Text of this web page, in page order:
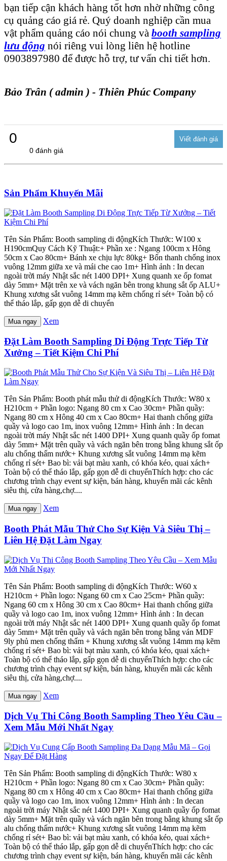
bạn tiếp cận khách hàng tốt hơn nhờ những công
cụ quảng cáo giá rẻ. Quý doanh nghiệp cần mua
vật phẩm quảng cáo nói chung và booth sampling
lưu động nói riêng vui lòng liên hệ hotline
0903897980 để được hỗ trợ, tư vấn chi tiết hơn.
Bảo Trân ( admin ) - Thiên Phúc Company
0
0 đánh giá
Sản Phẩm Khuyến Mãi
Tên Sản Phẩm: Booth sampling di độngKích Thước: W100 x
H190cmQuy Cách Kỹ Thuật:+ Phần xe : Ngang 100cm x Hông
50cm x Cao 80cm+ Bánh xe chịu lực 80kg+ Bốn thanh chống inox
vuông 12mm giữa xe và mái che cao 1m+ Hình ảnh : In decan
ngoài trời máy Nhật sắc nét 1400 DPI+ Xung quanh xe ốp fomat
dày 5mm+ Mặt trên xe và vách ngăn bên trong khung sắt ốp ALU+
Khung xương sắt vuông 14mm mạ kẽm chống rỉ sét+ Toàn bộ có
thể tháo lắp, gấp gọn dễ di chuyển
Mua ngay Xem
Đặt Làm Booth Sampling Di Động Trực Tiếp Từ
Xưởng – Tiết Kiệm Chi Phí
Tên Sản Phẩm: Booth phát mẫu thử di độngKích Thước: W80 x
H210cm + Phần logo: Ngang 80 cm x Cao 30cm+ Phần quầy:
Ngang 80 cm x Hông 40 cm x Cao 80cm+ Hai thanh chống giữa
quầy và logo cao 1m, inox vuông 12mm+ Hình ảnh : In decan
ngoài trời máy Nhật sắc nét 1400 DPI+ Xung quanh quầy ốp fomat
dày 5mm+ Mặt trên quầy và vách ngăn bên trong bằng khung sắt ốp
alu chống thấm nước+ Khung xương sắt vuông 14mm mạ kẽm
chống rỉ sét+ Bao bì: vải bạt màu xanh, có khóa kéo, quai xách+
Toàn bộ có thể tháo lắp, gấp gọn dễ di chuyểnThích hợp: cho các
chương trình chạy event sự kiện, bán hàng, khuyến mãi các kênh
siêu thị, cửa hàng,chợ....
Mua ngay Xem
Booth Phát Mẫu Thử Cho Sự Kiện Và Siêu Thị –
Liên Hệ Đặt Làm Ngay
Tên Sản Phẩm: Booth sampling di độngKích Thước: W60 x
H210cm + Phần logo: Ngang 60 cm x Cao 25cm+ Phần quầy:
Ngang 60 cm x Hông 30 cm x Cao 80cm+ Hai thanh chống giữa
quầy và logo cao 1m, inox vuông 12mm+ Hình ảnh : In decan
ngoài trời máy Nhật sắc nét 1400 DPI+ Xung quanh quầy ốp fomat
dày 5mm+ Mặt trên quầy và vách ngăn bên trong bằng ván MDF
9ly phủ men chống thấm + Khung xương sắt vuông 14mm mạ kẽm
chống rỉ sét+ Bao bì: vải bạt màu xanh, có khóa kéo, quai xách+
Toàn bộ có thể tháo lắp, gấp gọn dễ di chuyểnThích hợp: cho các
chương trình chạy event sự kiện, bán hàng, khuyến mãi các kênh
siêu thị, cửa hàng,chợ....
Mua ngay Xem
Dịch Vụ Thi Công Booth Sampling Theo Yêu Cầu –
Xem Mẫu Mới Nhất Ngay
Tên Sản Phẩm: Booth sampling di độngKích Thước: W80 x
H210cm + Phần logo: Ngang 80 cm x Cao 30cm+ Phần quầy:
Ngang 80 cm x Hông 40 cm x Cao 80cm+ Hai thanh chống giữa
quầy và logo cao 1m, inox vuông 12mm+ Hình ảnh : In decan
ngoài trời máy Nhật sắc nét 1400 DPI+ Xung quanh quầy ốp fomat
dày 5mm+ Mặt trên quầy và vách ngăn bên trong bằng khung sắt ốp
alu chống thấm nước+ Khung xương sắt vuông 14mm mạ kẽm
chống rỉ sét+ Bao bì: vải bạt màu xanh, có khóa kéo, quai xách+
Toàn bộ có thể tháo lắp, gấp gọn dễ di chuyểnThích hợp: cho các
chương trình chạy event sự kiện, bán hàng, khuyến mãi các kênh